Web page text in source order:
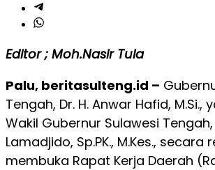
Editor ; Moh.Nasir Tula
Palu, beritasulteng.id –
Tengah, Dr. H. Anwar Hafid, M.Si.,
Wakil Gubernur Sulawesi Tengah,
Lamadjido, Sp.PK., M.Kes., secara
membuka Rapat Kerja Daerah